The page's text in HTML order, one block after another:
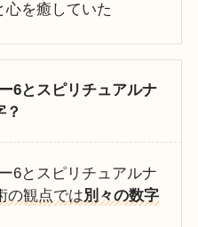
心を癒していた
6とスピリチュアルナ
？
6とスピリチュアルナ
の観点では別々の数字